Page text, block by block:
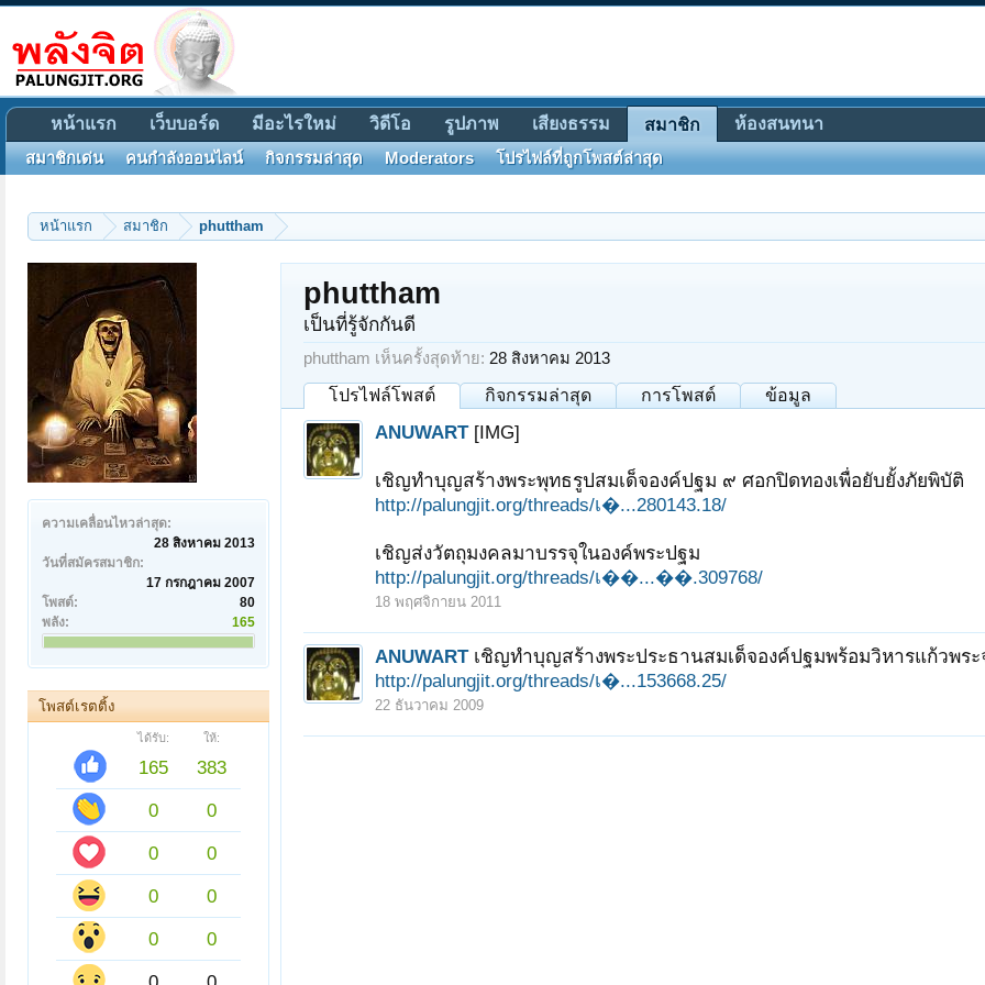
หน้าแรก สมาชิก phuttham
ความเคลื่อนไหวล่าสุด:
28 สิงหาคม 2013
วันที่สมัครสมาชิก:
17 กรกฎาคม 2007
โพสต์:
80
พลัง:
165
โพสต์เรตติ้ง
ได้รับ: ให้:
165
383
0
0
0
0
0
0
0
0
phuttham
เป็นที่รู้จักกันดี
phuttham เห็นครั้งสุดท้าย: 28 สิงหาคม 2013
โปรไฟล์โพสต์ กิจกรรมล่าสุด การโพสต์ ข้อมูล
ANUWART [IMG]
เชิญทำบุญสร้างพระพุทธรูปสมเด็จองค์ปฐม ๙ ศอกปิดทองเพื่อยับยั้งภัยพิบัติ
http://palungjit.org/threads/เ�...280143.18/
เชิญส่งวัตถุมงคลมาบรรจุในองค์พระปฐม
http://palungjit.org/threads/เ��...��.309768/
18 พฤศจิกายน 2011
ANUWART เชิญทำบุญสร้างพระประธานสมเด็จองค์ปฐมพร้อมวิหารแก้วพ
http://palungjit.org/threads/เ�...153668.25/
22 ธันวาคม 2009
หน้าแรก เว็บบอร์ด มีอะไรใหม่ วิดีโอ รูปภาพ เสียงธรรม สมาชิก
สมาชิกเด่น คนกำลังออนไลน์ กิจกรรมล่าสุด Moderators โปรไฟล์ที่ถูกโพสต์ล่าสุด
ห้องสนทนา